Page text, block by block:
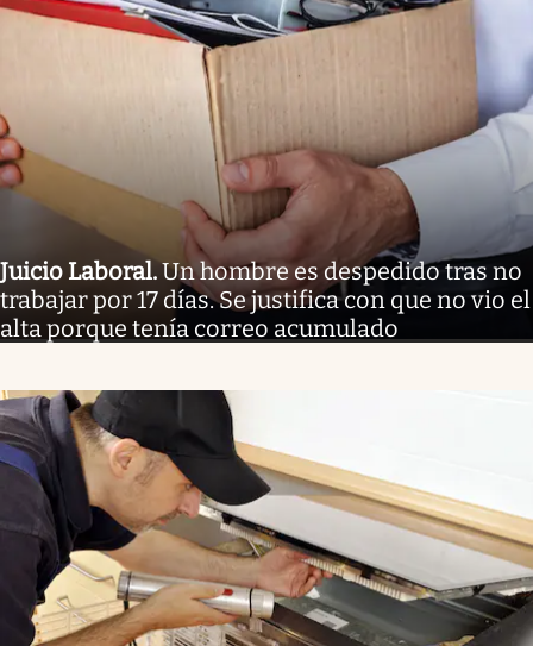
Juicio Laboral.Un hombre es despedido tras no
trabajar por 17 días. Se justifica con que no vio el
alta porque tenía correo acumulado